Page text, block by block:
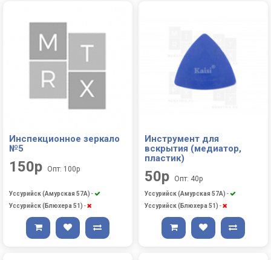
Инспекционное зеркало
№5
150р Опт: 100р
Уссурийск (Амурская 57А) -
Уссурийск (Блюхера 51) -
Инструмент для
вскрытия (медиатор,
пластик)
50р Опт: 40р
Уссурийск (Амурская 57А) -
Уссурийск (Блюхера 51) -